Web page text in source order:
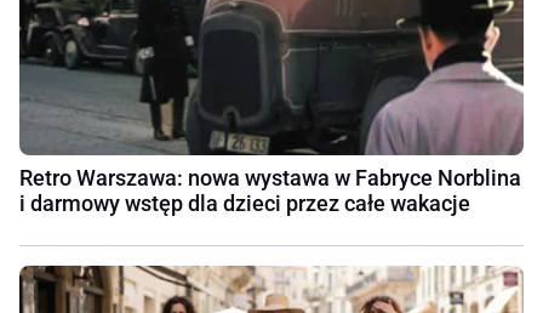
Retro Warszawa: nowa wystawa w Fabryce Norblina
i darmowy wstęp dla dzieci przez całe wakacje